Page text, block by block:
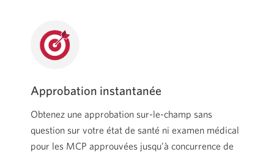
Approbation instantanée
Obtenez une approbation sur-le-champ sans
question sur votre état de santé ni examen médical
pour les MCP approuvées jusqu’à concurrence de